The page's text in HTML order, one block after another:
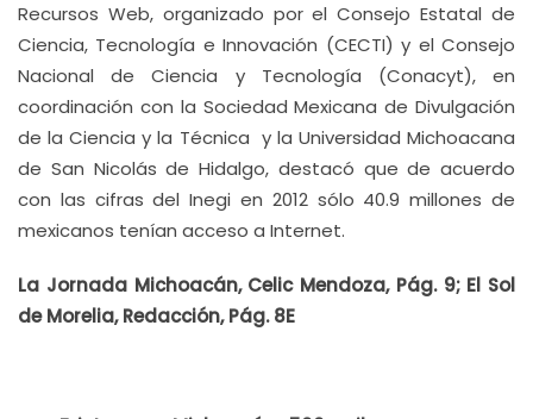
Recursos Web, organizado por el Consejo Estatal de
Ciencia, Tecnología e Innovación (CECTI) y el Consejo
Nacional de Ciencia y Tecnología (Conacyt), en
coordinación con la Sociedad Mexicana de Divulgación
de la Ciencia y la Técnica y la Universidad Michoacana
de San Nicolás de Hidalgo, destacó que de acuerdo
con las cifras del Inegi en 2012 sólo 40.9 millones de
mexicanos tenían acceso a Internet.
La Jornada Michoacán, Celic Mendoza, Pág. 9; El Sol
de Morelia, Redacción, Pág. 8E